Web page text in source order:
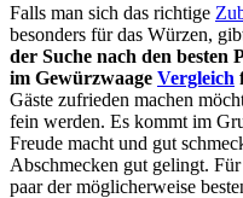
Falls man sich das richtige
besonders für das Würzen,
der Suche nach den besten
im Gewürzwaage Vergleich
Gäste zufrieden machen
fein werden. Es kommt im
Freude macht und gut
Abschmecken gut gelingt.
paar der möglicherweise